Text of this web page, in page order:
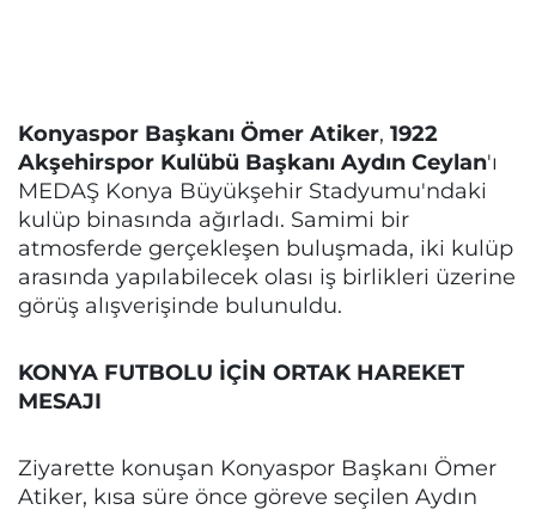
Konyaspor Başkanı Ömer Atiker, 1922
Akşehirspor Kulübü Başkanı Aydın Ceylan'ı
MEDAŞ Konya Büyükşehir Stadyumu'ndaki
kulüp binasında ağırladı. Samimi bir
atmosferde gerçekleşen buluşmada, iki kulüp
arasında yapılabilecek olası iş birlikleri üzerine
görüş alışverişinde bulunuldu.
KONYA FUTBOLU İÇİN ORTAK HAREKET
MESAJI
Ziyarette konuşan Konyaspor Başkanı Ömer
Atiker, kısa süre önce göreve seçilen Aydın